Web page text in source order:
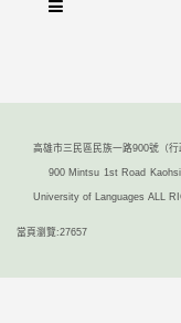
高雄市三民區民族一路900號（
900 Mintsu 1st Road
University of Languages ALL
當頁瀏覽:27657